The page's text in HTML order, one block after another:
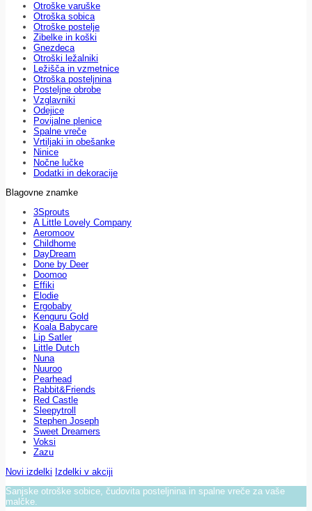
Otroške varuške
Otroška sobica
Otroške postelje
Zibelke in koški
Gnezdeca
Otroški ležalniki
Ležišča in vzmetnice
Otroška posteljnina
Posteljne obrobe
Vzglavniki
Odejice
Povijalne plenice
Spalne vreče
Vrtiljaki in obešanke
Ninice
Nočne lučke
Dodatki in dekoracije
Blagovne znamke
3Sprouts
A Little Lovely Company
Aeromoov
Childhome
DayDream
Done by Deer
Doomoo
Effiki
Elodie
Ergobaby
Kenguru Gold
Koala Babycare
Lip Satler
Little Dutch
Nuna
Nuuroo
Pearhead
Rabbit&Friends
Red Castle
Sleepytroll
Stephen Joseph
Sweet Dreamers
Voksi
Zazu
Novi izdelki Izdelki v akciji
Sanjske otroške sobice, čudovita posteljnina in spalne vreče za vaše
malčke.